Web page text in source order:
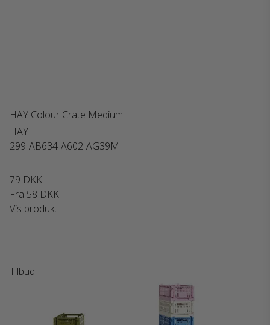
HAY Colour Crate Medium
HAY
299-AB634-A602-AG39M
79 DKK
Fra 58 DKK
Vis produkt
Tilbud